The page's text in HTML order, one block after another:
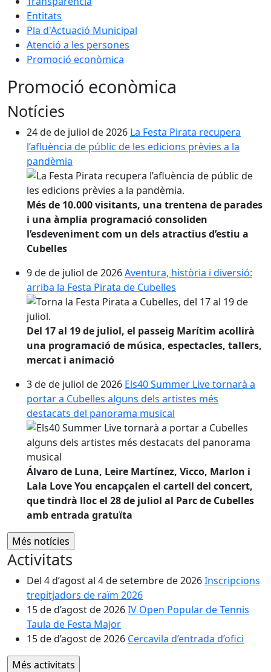
Entitats
Pla d'Actuació Municipal
Atenció a les persones
Promoció econòmica
Promoció econòmica
Notícies
24 de de juliol de 2026 La Festa Pirata recupera
l’afluència de públic de les edicions prèvies a la
pandèmia
Més de 10.000 visitants, una trentena de parades
i una àmplia programació consoliden
l’esdeveniment com un dels atractius d’estiu a
Cubelles
9 de de juliol de 2026Aventura, història i diversió:
arriba la Festa Pirata de Cubelles
Del 17 al 19 de juliol, el passeig Marítim acollirà
una programació de música, espectacles, tallers,
mercat i animació
3 de de juliol de 2026 Els40 Summer Live tornarà a
portar a Cubelles alguns dels artistes més
destacats del panorama musical
Álvaro de Luna, Leire Martínez, Vicco, Marlon i
Lala Love You encapçalen el cartell del concert,
que tindrà lloc el 28 de juliol al Parc de Cubelles
amb entrada gratuïta
Activitats
Del 4 d’agost al 4 de setembre de 2026Inscripcions
trepitjadors de raïm 2026
15 de d’agost de 2026IV Open Popular de Tennis
Taula de Festa Major
15 de d’agost de 2026 Cercavila d’entrada d’ofici